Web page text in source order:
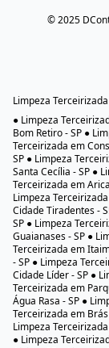
© 2025
Limpeza
● Limpeza
Bom Retiro - SP ●
Terceirizada em
SP ● Limpeza
Santa Cecília - SP ●
Terceirizada em
Limpeza
Cidade Tiradentes -
SP ● Limpeza
Guaianases - SP ●
Terceirizada em
- SP ● Limpeza
Cidade Líder - SP ●
Terceirizada em
Água Rasa - SP ●
Terceirizada em
Limpeza
● Limpeza